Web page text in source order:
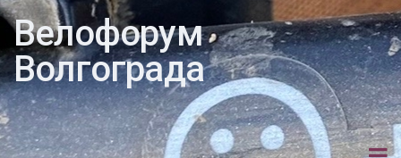
Велофорум
Волгограда